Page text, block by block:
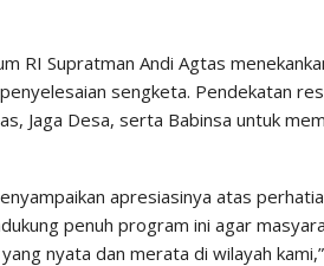
RI Supratman Andi Agtas
sengketa. Pendekatan
Jaga Desa, serta Babinsa untuk
apresiasinya atas
penuh program ini agar
nyata dan merata di wilayah